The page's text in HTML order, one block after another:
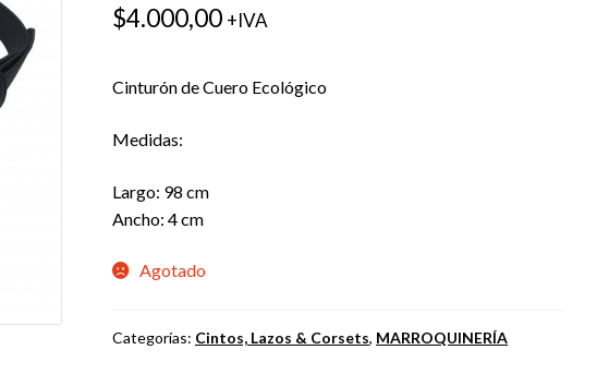
$4.000,00 +IVA
Cinturón de Cuero Ecológico
Medidas:
Largo: 98 cm
Ancho: 4 cm
Agotado
Categorías: Cintos, Lazos & Corsets, MARROQUINERÍA